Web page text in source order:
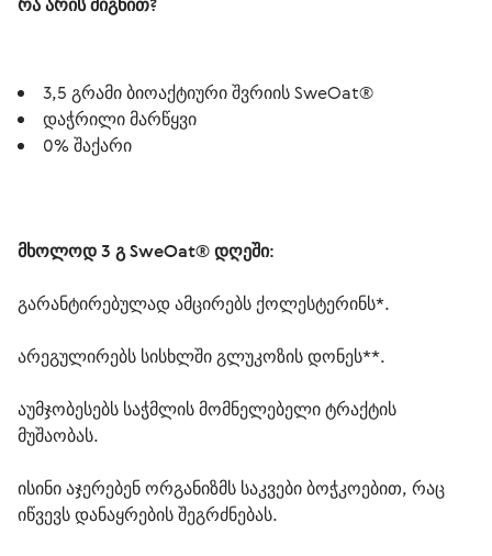
3,5 გრამი ბიოაქტიური შვრიის SweOat®
დაჭრილი მარწყვი
0% შაქარი
მხოლოდ 3 გ SweOat® დღეში:
გარანტირებულად ამცირებს ქოლესტერინს*.
არეგულირებს სისხლში გლუკოზის დონეს**.
აუმჯობესებს საჭმლის მომნელებელი ტრაქტის
მუშაობას.
ისინი აჯერებენ ორგანიზმს საკვები ბოჭკოებით, რაც
იწვევს დანაყრების შეგრძნებას.